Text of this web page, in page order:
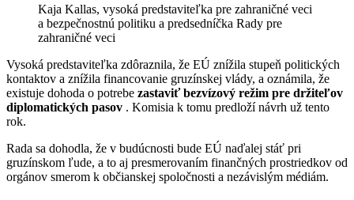
Kaja Kallas, vysoká predstaviteľka pre zahraničné veci
a bezpečnostnú politiku a predsedníčka Rady pre
zahraničné veci
Vysoká predstaviteľka zdôraznila, že EÚ znížila stupeň politických
kontaktov a znížila financovanie gruzínskej vlády, a oznámila, že
existuje dohoda o potrebe zastaviť bezvízový režim pre držiteľov
diplomatických pasov . Komisia k tomu predloží návrh už tento
rok.
Rada sa dohodla, že v budúcnosti bude EÚ naďalej stáť pri
gruzínskom ľude, a to aj presmerovaním finančných prostriedkov od
orgánov smerom k občianskej spoločnosti a nezávislým médiám.